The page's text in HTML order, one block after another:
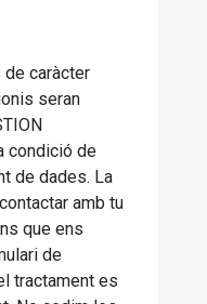
caràcter
seran
condició de
de dades. La
amb tu
que ens
de
tractament es